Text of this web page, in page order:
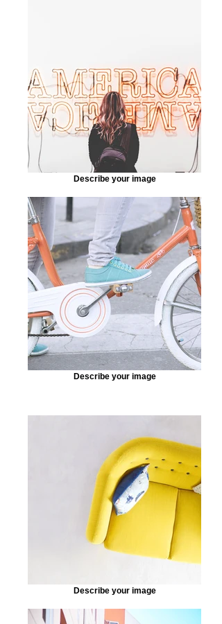
Describe your image
Describe your image
Describe your image